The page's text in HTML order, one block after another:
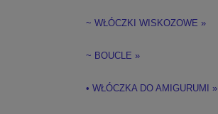
~ WŁÓCZKI WISKOZOWE »
~ BOUCLE »
• WŁÓCZKA DO AMIGURUMI »